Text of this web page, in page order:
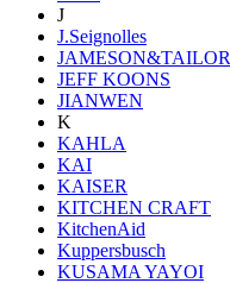
J
J.Seignolles
JAMESON&TAILOR
JEFF KOONS
JIANWEN
K
KAHLA
KAI
KAISER
KITCHEN CRAFT
KitchenAid
Kuppersbusch
KUSAMA YAYOI